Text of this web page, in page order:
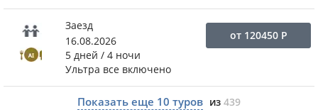
Заезд
16.08.2026
5 дней / 4 ночи
Ультра все включено
от 120450Р
Показать еще 10 туров из 439